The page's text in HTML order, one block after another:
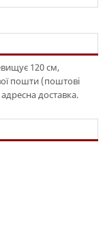
120 см,
пошти (поштові
доставка.